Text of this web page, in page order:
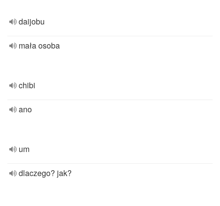
daijobu
mała osoba
chibi
ano
um
dlaczego? jak?